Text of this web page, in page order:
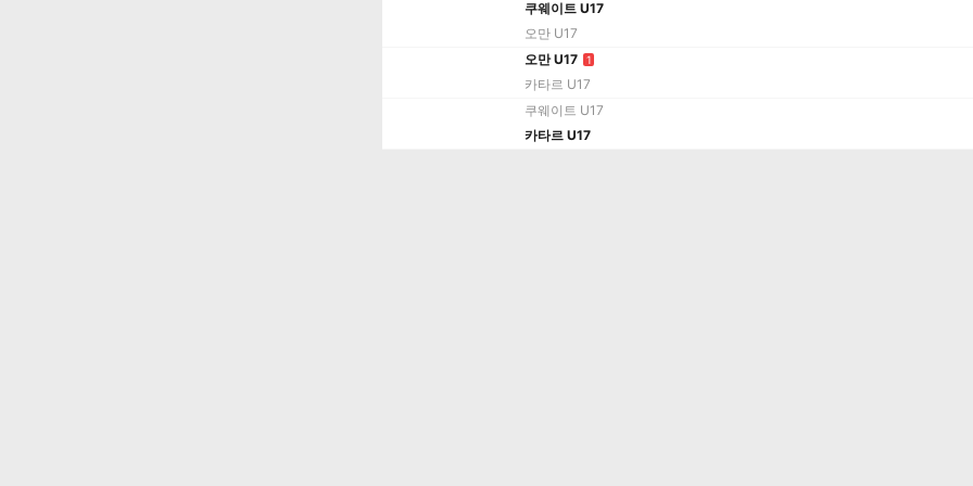
쿠웨이트 U17
오만 U17
오만 U17
1
카타르 U17
쿠웨이트 U17
카타르 U17